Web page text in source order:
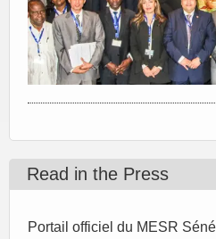
Read in the Press
Portail officiel du MESR